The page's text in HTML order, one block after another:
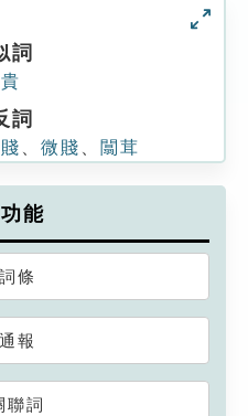
詞
詞
微賤 闒茸
能
條
報
聯詞